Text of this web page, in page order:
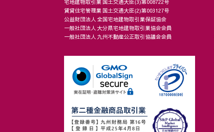
宅地建物取引業 国土交通大臣(3)第008722号
賃貸住宅管理業 国土交通大臣(2)第003127号
公益財団法人 全国宅地建物取引業保証協会
一般社団法人 大分県宅地建物取引業協会会員
一般社団法人 九州不動産公正取引協議会会員